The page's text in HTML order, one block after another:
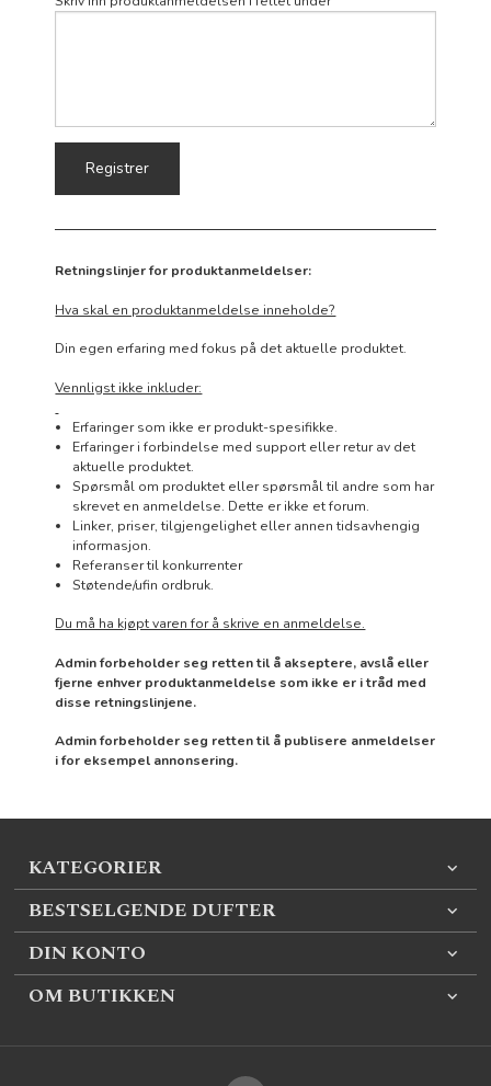
Retningslinjer for produktanmeldelser:
Hva skal en produktanmeldelse inneholde?
Din egen erfaring med fokus på det aktuelle produktet.
Vennligst ikke inkluder:
Erfaringer som ikke er produkt-spesifikke.
Erfaringer i forbindelse med support eller retur av det
aktuelle produktet.
Spørsmål om produktet eller spørsmål til andre som har
skrevet en anmeldelse. Dette er ikke et forum.
Linker, priser, tilgjengelighet eller annen tidsavhengig
informasjon.
Referanser til konkurrenter
Støtende/ufin ordbruk.
Du må ha kjøpt varen for å skrive en anmeldelse.
Admin forbeholder seg retten til å akseptere, avslå eller
fjerne enhver produktanmeldelse som ikke er i tråd med
disse retningslinjene.
Admin forbeholder seg retten til å publisere anmeldelser
i for eksempel annonsering.
KATEGORIER
BESTSELGENDE DUFTER
DIN KONTO
OM BUTIKKEN